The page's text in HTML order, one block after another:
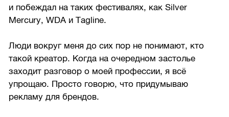
и побеждал на таких фестивалях, как Silver
Mercury, WDA и Tagline.
Люди вокруг меня до сих пор не понимают, кто
такой креатор. Когда на очередном застолье
заходит разговор о моей профессии, я всё
упрощаю. Просто говорю, что придумываю
рекламу для брендов.